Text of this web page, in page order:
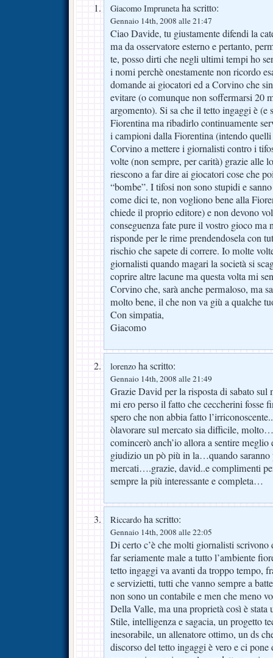
Giacomo Imprunetaha scritto:
Gennaio 14th, 2008 alle 21:47
Ciao Davide, tu giustamente difendi la
ma da osservatore esterno e pertanto,
te, posso dirti che negli ultimi tempi ho
i nomi perchè onestamente non ricordo
domande ai giocatori ed a Corvino che
evitare (o comunque non soffermarsi 20
argomento). Si sa che il tetto ingaggi è (e
Fiorentina ma ribadirlo continuamente
i campioni dalla Fiorentina (intendo
Corvino a mettere i giornalisti contro i
volte (non sempre, per carità) grazie alle
riescono a far dire ai giocatori cose che
“bombe”. I tifosi non sono stupidi e
come dici te, non vogliono bene alla
chiede il proprio editore) e non devono
conseguenza fate pure il vostro gioco ma
risponde per le rime prendendosela con
rischio che sapete di correre. Io molte
giornalisti quando magari la società si
coprire altre lacune ma questa volta mi
Corvino che, sarà anche permaloso, ma
molto bene, il che non va giù a qualche
Con simpatia,
Giacomo
lorenzo ha scritto:
Gennaio 14th, 2008 alle 21:49
Grazie David per la risposta di sabato sul
mi ero perso il fatto che ceccherini fosse
spero che non abbia fatto
òlavorare sul mercato sia difficile, molto…
comincerò anch’io allora a sentire
giudizio un pò più in la…quando saranno
mercati….grazie, david..e complimenti
sempre la più interessante e completa…
Riccardo ha scritto:
Gennaio 14th, 2008 alle 22:05
Di certo c’è che molti giornalisti scrivono
far seriamente male a tutto l’ambiente
tetto ingaggi va avanti da troppo tempo,
e servizietti, tutti che vanno sempre a
non sono un contabile e men che meno
Della Valle, ma una proprietà così è stata
Stile, intelligenza e sagacia, un progetto
inesorabile, un allenatore ottimo, un ds
discorso del tetto ingaggi è vero e ci pone